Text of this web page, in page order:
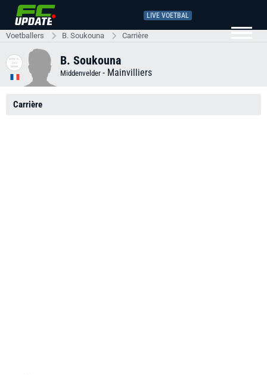
LIVE VOETBAL
Voetballers B. Soukouna Carrière
B. Soukouna
Middenvelder - Mainvilliers
Carrière